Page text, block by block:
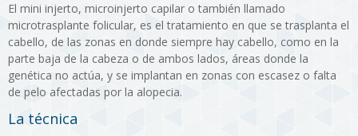
El mini injerto, microinjerto capilar o también llamado
microtrasplante folicular, es el tratamiento en que se trasplanta el
cabello, de las zonas en donde siempre hay cabello, como en la
parte baja de la cabeza o de ambos lados, áreas donde la
genética no actúa, y se implantan en zonas con escasez o falta
de pelo afectadas por la alopecia.
La técnica